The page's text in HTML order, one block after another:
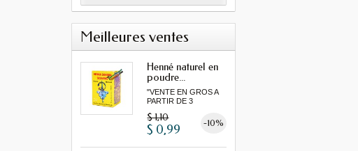
Meilleures ventes
Henné naturel en
poudre...
"VENTE EN GROS A
PARTIR DE 3
$ 1,10 -10%
$ 0,99